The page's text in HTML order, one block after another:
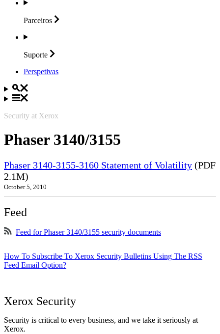
Parceiros
Suporte
Perspetivas
Security at Xerox
Phaser 3140/3155
Phaser 3140-3155-3160 Statement of Volatility (PDF
2.1M)
October 5, 2010
Feed
Feed for Phaser 3140/3155 security documents
How To Subscribe To Xerox Security Bulletins Using The RSS
Feed Email Option?
Xerox Security
Security is critical to every business, and we take it seriously at
Xerox.